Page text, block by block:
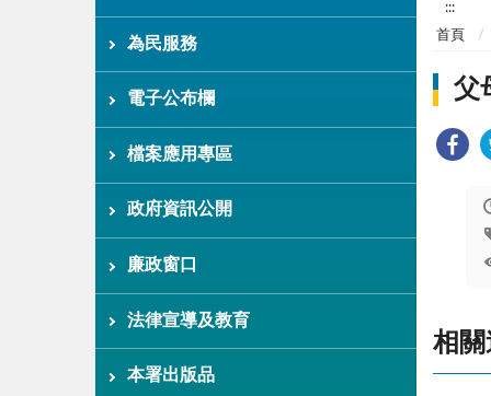
為民服務
電子公布欄
檔案應用專區
政府資訊公開
廉政窗口
法律宣導及教育
本署出版品
:::
首頁
父
相關